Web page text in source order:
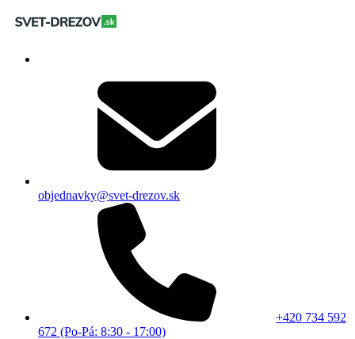
objednavky@svet-drezov.sk
+420 734 592
672 (Po-Pá: 8:30 - 17:00)